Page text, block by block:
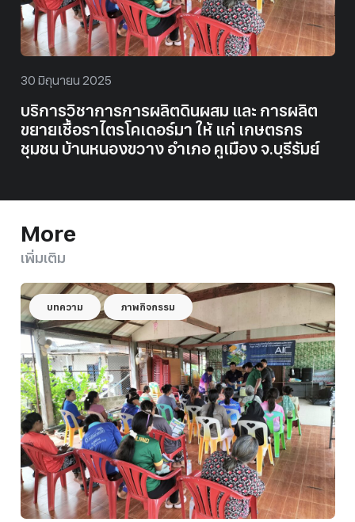
30 มิถุนายน 2025
บริการวิชาการการผลิตดินผสม และ การผลิต
ขยายเชื้อราไตรโคเดอร์มา ให้ แก่ เกษตรกร
ชุมชน บ้านหนองขวาง อำเภอ คูเมือง จ.บุรีรัมย์
More
เพิ่มเติม
บทความ ภาพกิจกรรม